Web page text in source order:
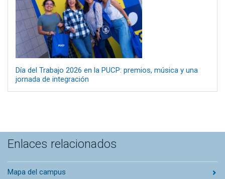
Día del Trabajo 2026 en la PUCP: premios, música y una
jornada de integración
Enlaces relacionados
Mapa del campus